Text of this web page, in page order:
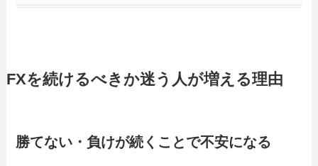
FXを続けるべきか迷う人が増える理由
勝てない・負けが続くことで不安になる